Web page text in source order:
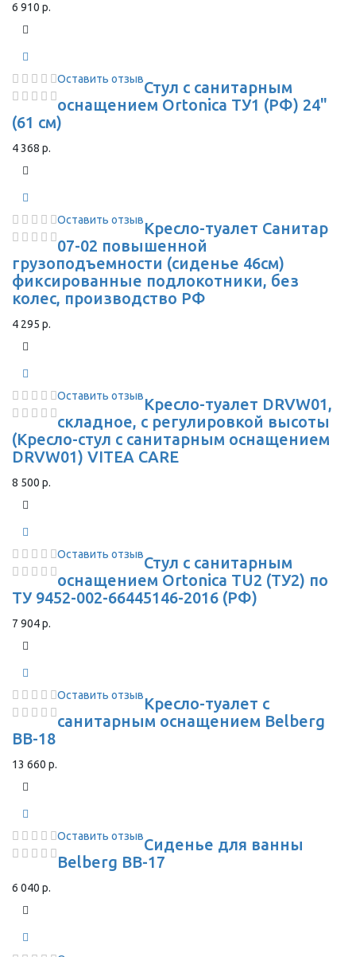
6 910 р.
Оставить отзывСтул с санитарным
оснащением Ortonica ТУ1 (РФ) 24"
(61 см)
4 368 р.
Оставить отзывКресло-туалет Санитар
07-02 повышенной
грузоподъемности (сиденье 46см)
фиксированные подлокотники, без
колес, производство РФ
4 295 р.
Оставить отзывКресло-туалет DRVW01,
складное, с регулировкой высоты
(Кресло-стул с санитарным оснащением
DRVW01) VITEA CARE
8 500 р.
Оставить отзывСтул с санитарным
оснащением Ortonica TU2 (ТУ2) по
ТУ 9452-002-66445146-2016 (РФ)
7 904 р.
Оставить отзывКресло-туалет с
санитарным оснащением Belberg
BB-18
13 660 р.
Оставить отзывСиденье для ванны
Belberg BB-17
6 040 р.